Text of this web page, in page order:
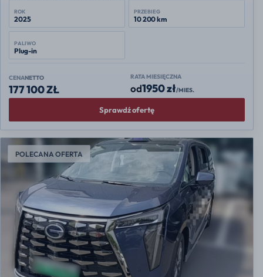
ROK
2025
PRZEBIEG
10 200 km
PALIWO
Plug-in
CENANETTO
177 100 ZŁ
RATA MIESIĘCZNA
od1950 zł/MIES.
Sprawdź ofertę
POLECANA OFERTA